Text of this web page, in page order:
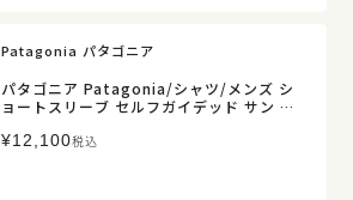
Patagonia パタゴニア
パタゴニア Patagonia/シャツ/メンズ シ
ョートスリーブ セルフガイデッド サン シ
限定
¥12,100税込